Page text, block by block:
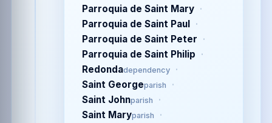
Parroquia de Saint Mary
Parroquia de Saint Paul
Parroquia de Saint Peter
Parroquia de Saint Philip
Redondadependency
Saint Georgeparish
Saint Johnparish
Saint Maryparish